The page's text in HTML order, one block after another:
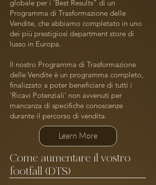
globale per i 'Best Results” di un
Programma di Trasformazione delle
Vendite, che abbiamo completato in uno
dei più prestigiosi department store di
lusso in Europa.
Il nostro Programma di Trasformazione
delle Vendite è un programma completo,
finalizzato a poter beneficiare di tutti i
'Ricavi Potenziali' non avvenuti per
mancanza di specifiche conoscenze
durante il percorso di vendita.
Learn More
Come aumentare il vostro
footfall (DTS)